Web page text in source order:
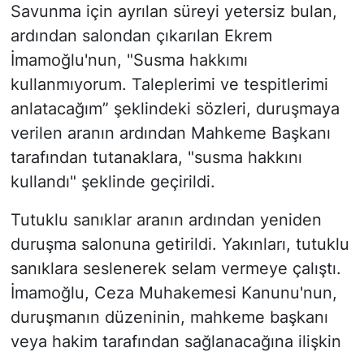
Savunma için ayrılan süreyi yetersiz bulan,
ardından salondan çıkarılan Ekrem
İmamoğlu'nun, "Susma hakkımı
kullanmıyorum. Taleplerimi ve tespitlerimi
anlatacağım” şeklindeki sözleri, duruşmaya
verilen aranın ardından Mahkeme Başkanı
tarafından tutanaklara, "susma hakkını
kullandı" şeklinde geçirildi.
Tutuklu sanıklar aranın ardından yeniden
duruşma salonuna getirildi. Yakınları, tutuklu
sanıklara seslenerek selam vermeye çalıştı.
İmamoğlu, Ceza Muhakemesi Kanunu'nun,
duruşmanın düzeninin, mahkeme başkanı
veya hakim tarafından sağlanacağına ilişkin